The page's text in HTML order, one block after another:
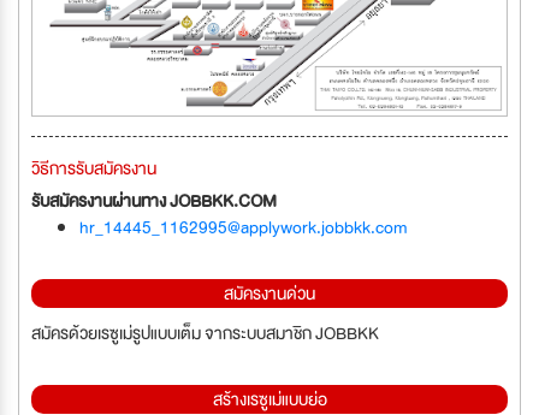
วิธีการรับสมัครงาน
รับสมัครงานผ่านทาง JOBBKK.COM
hr_14445_1162995@applywork.jobbkk.com
สมัครงานด่วน
สมัครด้วยเรซูเม่รูปแบบเต็ม จากระบบสมาชิก JOBBKK
สร้างเรซูเม่แบบย่อ